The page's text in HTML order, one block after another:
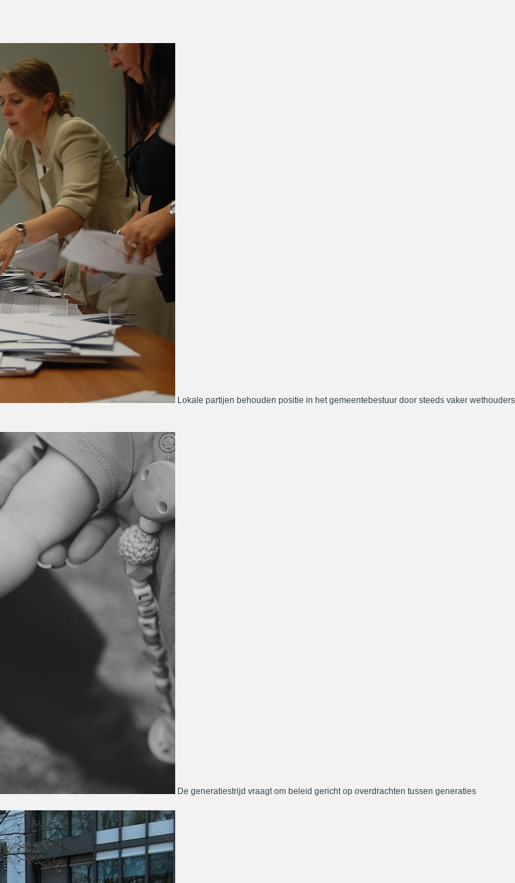
Lokale partijen behouden positie in het gemeentebestuur door steeds vaker wethouders
De generatiestrijd vraagt om beleid gericht op overdrachten tussen generaties